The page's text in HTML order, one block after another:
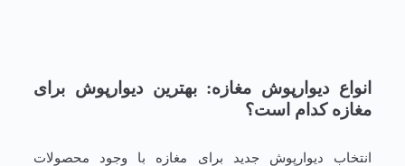
انواع دیوارپوش مغازه: بهترین دیوارپوش برای
مغازه کدام است؟
انتخاب دیوارپوش جدید برای مغازه با وجود محصولات